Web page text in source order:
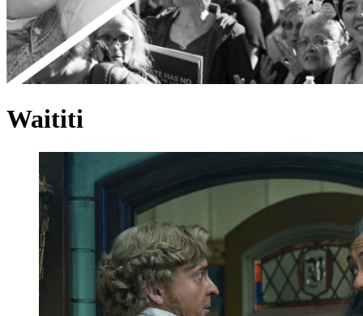
Waititi